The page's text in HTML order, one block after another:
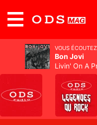
VOUS
Bon Jovi
Livin' On A